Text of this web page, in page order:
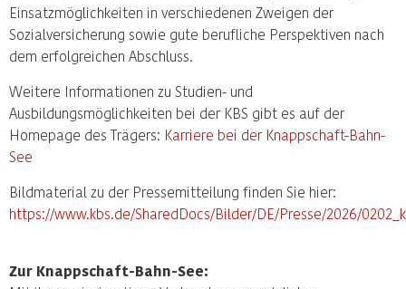
Einsatzmöglichkeiten in verschiedenen Zweigen der
Sozialversicherung sowie gute berufliche Perspektiven nach
dem erfolgreichen Abschluss.
Weitere Informationen zu Studien- und
Ausbildungsmöglichkeiten bei der KBS gibt es auf der
Homepage des Trägers: Karriere bei der Knappschaft-Bahn-
See
Bildmaterial zu der Pressemitteilung finden Sie hier:
https://www.kbs.de/SharedDocs/Bilder/DE/Presse/2026/
Zur Knappschaft-Bahn-See: